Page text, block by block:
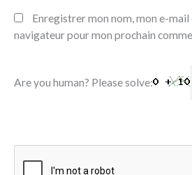
Enregistrer mon nom, mon e-
navigateur pour mon prochain
Are you human? Please solve: